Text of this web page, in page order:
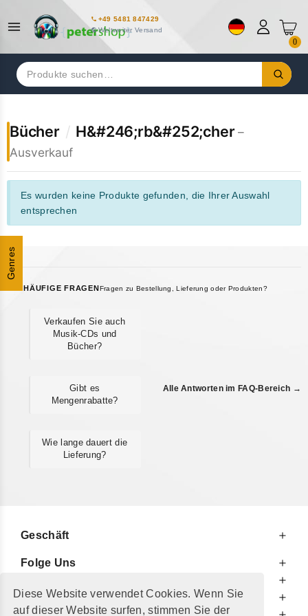
Diese Website verwendet Cookies. Wenn Sie
auf dieser Website surfen, stimmen Sie der
+49 5481 847429
Weltweiter Versand
0
Suchen
nach:
Genres
Bücher / H&#246;rb&#252;cher–
Ausverkauf
Es wurden keine Produkte gefunden, die Ihrer Auswahl
entsprechen
HÄUFIGE FRAGEN Fragen zu Bestellung, Lieferung oder Produkten?
Verkaufen Sie auch
Musik-CDs und
Bücher?
Gibt es
Mengenrabatte?
Wie lange dauert die
Lieferung?
Alle Antworten im FAQ-Bereich →
Geschäft
Folge Uns
Zu Ihrer Information